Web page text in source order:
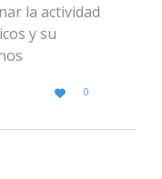
la actividad
y su

LOVE
IT
0